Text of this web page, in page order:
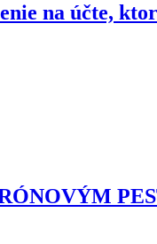
na účte,